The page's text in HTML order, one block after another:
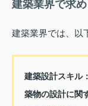
建築業界で求
建築業界では、以
建築設計スキル：
築物の設計に関